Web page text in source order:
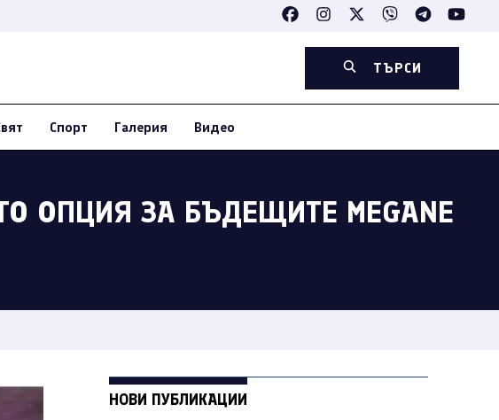
ТЪРСИ
Спорт Галерия Видео
ОПЦИЯ ЗА БЪДЕЩИТЕ MEGANE
НОВИ ПУБЛИКАЦИИ